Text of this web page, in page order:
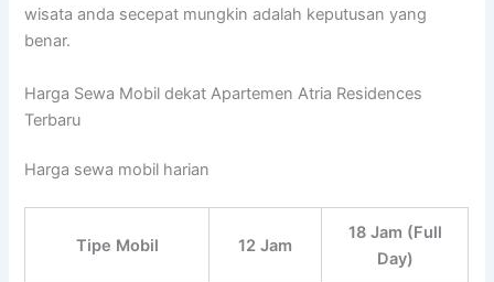
wisata anda secepat mungkin adalah keputusan yang
benar.
Harga Sewa Mobil dekat Apartemen Atria Residences
Terbaru
Harga sewa mobil harian
Tipe Mobil 12 Jam
18 Jam (Full
Day)